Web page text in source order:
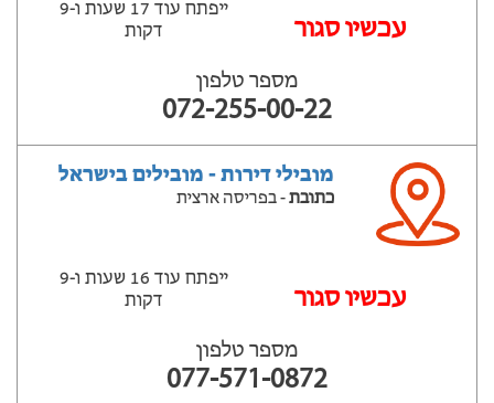
עכשיו סגור
ייפתח עוד 17 שעות ‫ו-9
דקות
מספר טלפון
072-255-00-22
מובילי דירות - מובילים בישראל
כתובת- בפריסה ארצית
עכשיו סגור
ייפתח עוד 16 שעות ‫ו-9
דקות
מספר טלפון
077-571-0872